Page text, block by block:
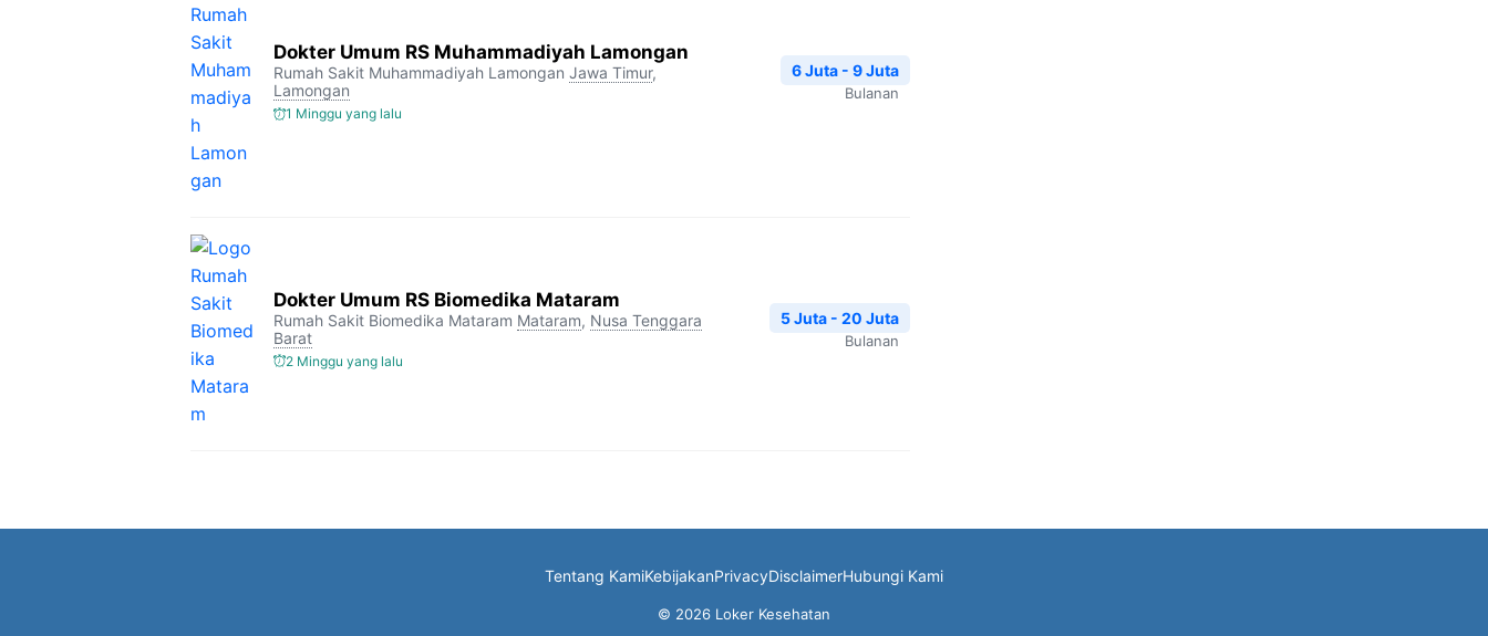
Dokter Umum RS Muhammadiyah Lamongan
Rumah Sakit Muhammadiyah Lamongan Jawa Timur,
Lamongan
1 Minggu yang lalu
6 Juta - 9 Juta
Bulanan
Dokter Umum RS Biomedika Mataram
Rumah Sakit Biomedika Mataram Mataram, Nusa Tenggara
Barat
2 Minggu yang lalu
5 Juta - 20 Juta
Bulanan
Tentang KamiKebijakanPrivacyDisclaimerHubungi Kami
© 2026 Loker Kesehatan